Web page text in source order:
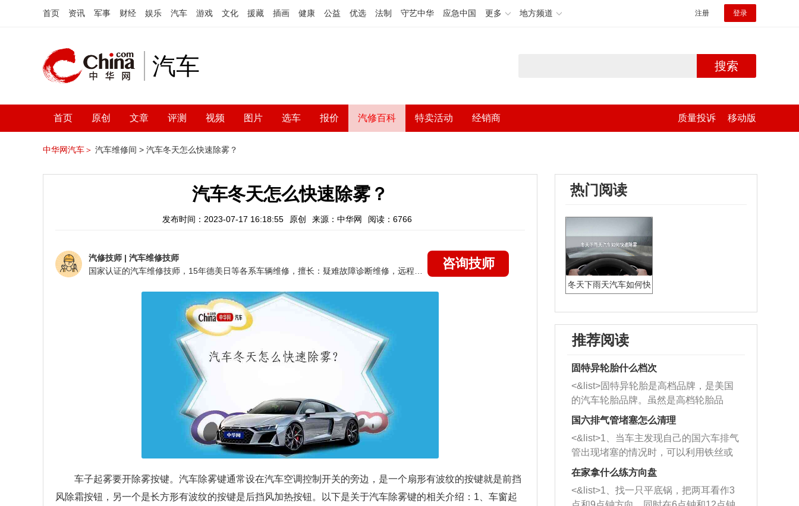
首页 资讯 军事 财经 娱乐 汽车 游戏 文化 援藏 插画 健康 公益 优选 法制 守艺中华 应急中国 更多 地方频道 注册 登录
汽车 搜索
首页 原创 文章 评测 视频 图片 选车 报价 汽修百科 特卖活动 经销商 质量投诉 移动版
中华网汽车＞ 汽车维修间 > 汽车冬天怎么快速除雾？
汽车冬天怎么快速除雾？
发布时间：2023-07-17 16:18:55 原创 来源：中华网 阅读：6766
汽修技师 | 汽车维修技师
咨询技师
车子起雾要开除雾按键。汽车除雾键通常设在汽车空调控制开关的旁边，是一个扇形有波纹的按键就是前挡
风除霜按钮，另一个是长方形有波纹的按键是后挡风加热按钮。以下是关于汽车除雾键的相关介绍：1、车窗起
热门阅读
冬天下雨天汽车如何快
推荐阅读
固特异轮胎什么档次
<&list>固特异轮胎是高档品牌，是美国
的汽车轮胎品牌。虽然是高档轮胎品
牌，但是中高低端的轮胎都有生产，这
也是为了更好的开拓市场。
国六排气管堵塞怎么清理
<&list>1、当车主发现自己的国六车排气
管出现堵塞的情况时，可以利用铁丝或
者是细棍，直接将杂物给取出来，如果
堵塞情况比较严重，也可以采取应急措
施。 <&list>2、直接利用木棍将所有的
在家拿什么练方向盘
<&list>1、找一只平底锅，把两耳看作3